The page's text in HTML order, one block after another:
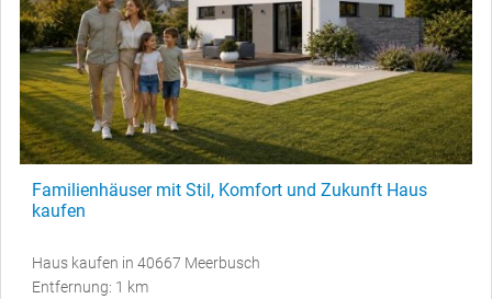
Familienhäuser mit Stil, Komfort und Zukunft Haus
kaufen
Haus kaufen in 40667 Meerbusch
Entfernung: 1 km